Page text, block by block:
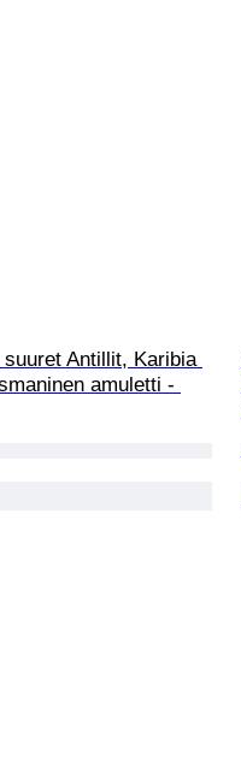
Antillit, Karibia
amuletti -